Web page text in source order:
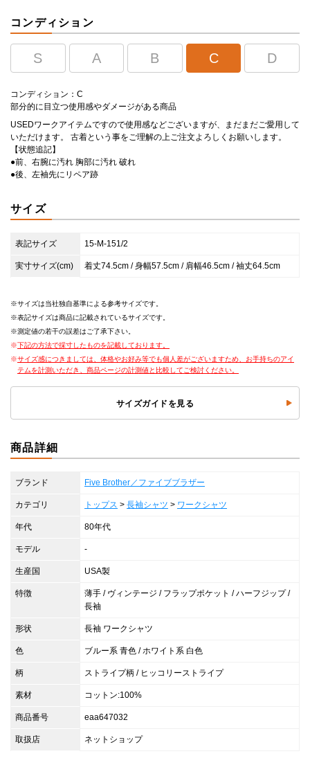
コンディション
S A B C D
コンディション：C
部分的に目立つ使用感やダメージがある商品
USEDワークアイテムですので使用感などございますが、まだまだご愛用して
いただけます。 古着という事をご理解の上ご注文よろしくお願いします。
【状態追記】
●前、右腕に汚れ 胸部に汚れ 破れ
●後、左袖先にリペア跡
サイズ
表記サイズ 15-M-151/2
実寸サイズ(cm) 着丈74.5cm / 身幅57.5cm / 肩幅46.5cm / 袖丈64.5cm
サイズは当社独自基準による参考サイズです。
表記サイズは商品に記載されているサイズです。
測定値の若干の誤差はご了承下さい。
下記の方法で採寸したものを記載しております。
サイズ感につきましては、体格やお好み等でも個人差がございますため、お手持ちのアイ
テムを計測いただき、商品ページの計測値と比較してご検討ください。
サイズガイドを見る
商品詳細
ブランド Five Brother／ファイブブラザー
カテゴリ トップス > 長袖シャツ > ワークシャツ
年代 80年代
モデル -
生産国 USA製
特徴
薄手 / ヴィンテージ / フラップポケット / ハーフジップ /
長袖
形状 長袖 ワークシャツ
色 ブルー系 青色 / ホワイト系 白色
柄 ストライプ柄 / ヒッコリーストライプ
素材 コットン:100%
商品番号 eaa647032
取扱店 ネットショップ